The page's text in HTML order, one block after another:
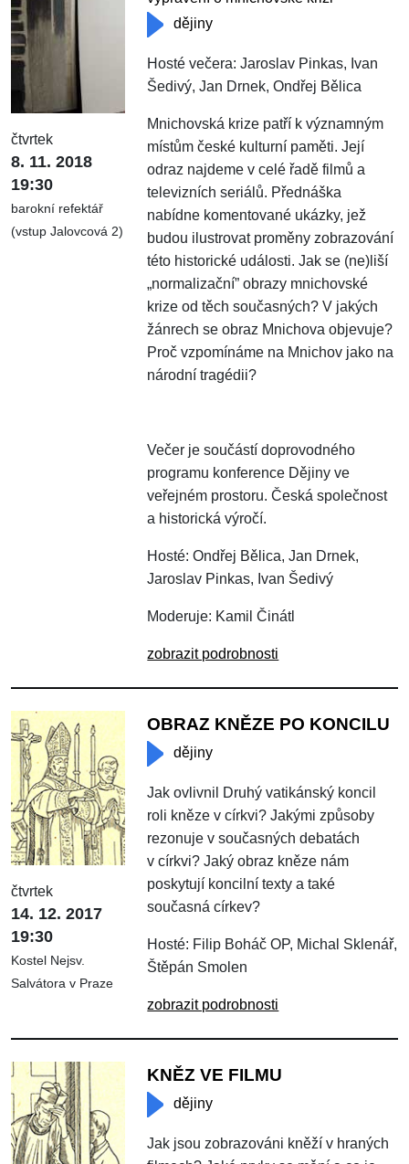
čtvrtek
8. 11. 2018
19:30
barokní refektář
(vstup Jalovcová 2)
dějiny
Hosté večera: Jaroslav Pinkas, Ivan
Šedivý, Jan Drnek, Ondřej Bělica
Mnichovská krize patří k významným
místům české kulturní paměti. Její
odraz najdeme v celé řadě filmů a
televizních seriálů. Přednáška
nabídne komentované ukázky, jež
budou ilustrovat proměny zobrazování
této historické události. Jak se (ne)liší
„normalizační” obrazy mnichovské
krize od těch současných? V jakých
žánrech se obraz Mnichova objevuje?
Proč vzpomínáme na Mnichov jako na
národní tragédii?​​
Večer je součástí doprovodného
programu konference Dějiny ve
veřejném prostoru. Česká společnost
a historická výročí.
Hosté: Ondřej Bělica, Jan Drnek,
Jaroslav Pinkas, Ivan Šedivý
Moderuje: Kamil Činátl
zobrazit podrobnosti
čtvrtek
14. 12. 2017
19:30
Kostel Nejsv.
Salvátora v Praze
OBRAZ KNĚZE PO KONCILU
dějiny
Jak ovlivnil Druhý vatikánský koncil
roli kněze v církvi? Jakými způsoby
rezonuje v současných debatách
v církvi? Jaký obraz kněze nám
poskytují koncilní texty a také
současná církev?
Hosté: Filip Boháč OP, Michal Sklenář,
Štěpán Smolen
zobrazit podrobnosti
KNĚZ VE FILMU
dějiny
Jak jsou zobrazováni kněží v hraných